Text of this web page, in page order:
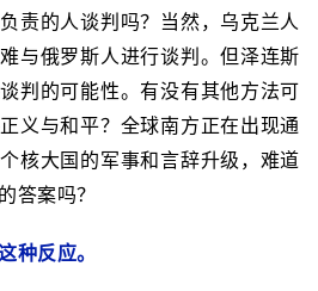
责的人谈判吗？当然，乌克兰人
与俄罗斯人进行谈判。但泽连斯
判的可能性。有没有其他方法可
义与和平？全球南方正在出现通
核大国的军事和言辞升级，难道
答案吗？
种反应。